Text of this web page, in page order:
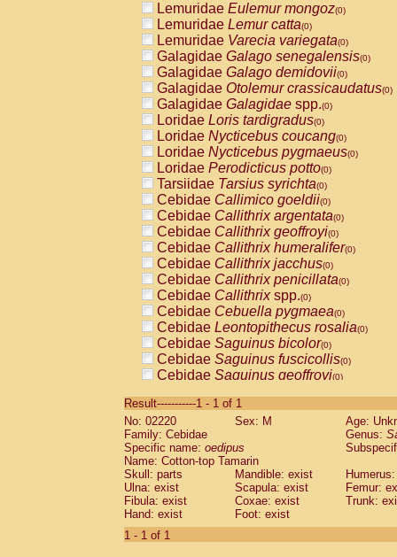
Lemuridae Eulemur mongoz(0)
Lemuridae Lemur catta(0)
Lemuridae Varecia variegata(0)
Galagidae Galago senegalensis(0)
Galagidae Galago demidovii(0)
Galagidae Otolemur crassicaudatus(0)
Galagidae Galagidae spp.(0)
Loridae Loris tardigradus(0)
Loridae Nycticebus coucang(0)
Loridae Nycticebus pygmaeus(0)
Loridae Perodicticus potto(0)
Tarsiidae Tarsius syrichta(0)
Cebidae Callimico goeldii(0)
Cebidae Callithrix argentata(0)
Cebidae Callithrix geoffroyi(0)
Cebidae Callithrix humeralifer(0)
Cebidae Callithrix jacchus(0)
Cebidae Callithrix penicillata(0)
Cebidae Callithrixspp.(0)
Cebidae Cebuella pygmaea(0)
Cebidae Leontopithecus rosalia(0)
Cebidae Saguinus bicolor(0)
Cebidae Saguinus fuscicollis(0)
Cebidae Saguinus geoffroyi(0)
CebidaeSaguinus labiatus(0)
Cebidae Saguinus leucopus (0)
Cebidae
CebidaeSaguinus mystax
Cebidae Saguinus nigricollis (0)
Cebidae Saguinus oedipus
Cebidae Saguinus weddelli
Cebidae Saguinusspp.
Cebidae
Result-----------1 - 1 of 1
No: 02220
Sex: M
Age:
Family: Cebidae
Genus:
Specific name: oedipus
Name: Cotton-top Tamarin
Skull: parts
Mandible: exist
Ulna: exist
Scapula: exist
Femur:
Fibula: exist
Coxae: exist
Trunk:
Hand: exist
Foot: exist
1 - 1 of 1